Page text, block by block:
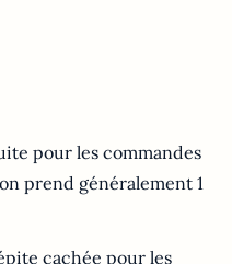
pour les commandes
prend généralement 1
cachée pour les